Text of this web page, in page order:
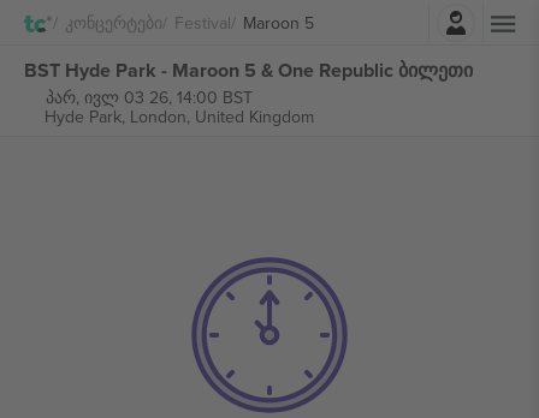
Კონცერტები Festival Maroon 5შესვლა
BST Hyde Park - Maroon 5 & One Republic ბილეთი
პარ, ივლ 03 26, 14:00 BST
Hyde Park, London, United Kingdom